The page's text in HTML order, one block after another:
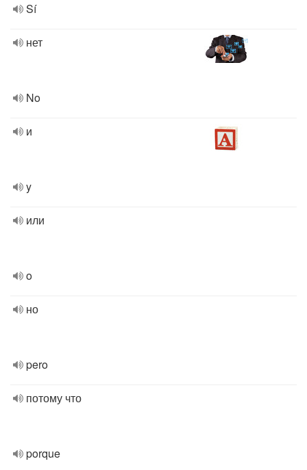
Sí
нет
No
и
y
или
o
но
pero
потому что
porque